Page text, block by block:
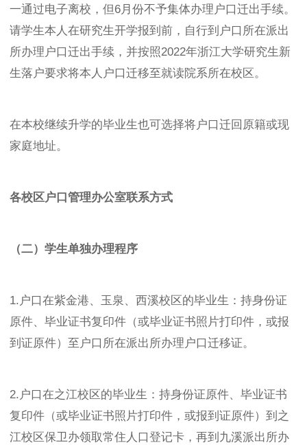
一通过电子离校，但6月份不予集体办理户口迁出手续。
请学生本人在研究生开学报到前，自行到户口所在派出
所办理户口迁出手续，并按照2022年浙江大学研究生新
生落户要求将本人户口迁移至就读院系所在校区。
在本校继续升学的毕业生也可选择将户口迁回原籍或现
家庭地址。
各校区户口管理办公室联系方式
（二）学生单独办理程序
1.户口在紫金港、玉泉、西溪校区的毕业生：持身份证
原件、毕业证书复印件（或毕业证书照片打印件，或报
到证原件）至户口所在派出所办理户口迁移证。
2.户口在之江校区的毕业生：持身份证原件、毕业证书
复印件（或毕业证书照片打印件，或报到证原件）到之
江校区保卫办领取常住人口登记卡，再到九溪派出所办